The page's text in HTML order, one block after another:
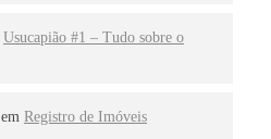
Usucapião #1 – Tudo sobre o
em Registro de Imóveis